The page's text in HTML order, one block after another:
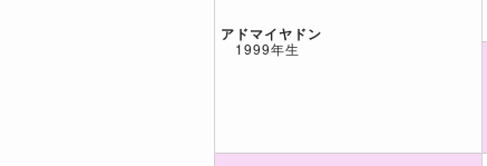
アドマイヤドン
1999年生